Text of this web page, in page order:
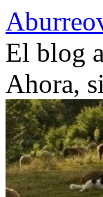
Saltar
al
contenido
El blog
Ahora,